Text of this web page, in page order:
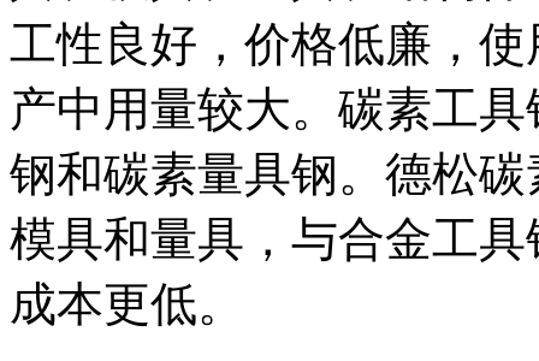
工性良好，价格低廉，
产中用量较大。碳素工
钢和碳素量具钢。德松
模具和量具，与合金工
成本更低。